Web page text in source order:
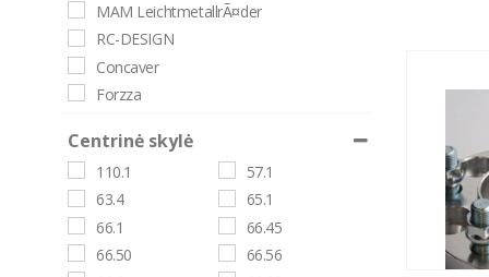
MAM LeichtmetallrÃ¤der
RC-DESIGN
Concaver
Forzza
Centrinė skylė
110.1
57.1
63.4
65.1
66.1
66.45
66.50
66.56